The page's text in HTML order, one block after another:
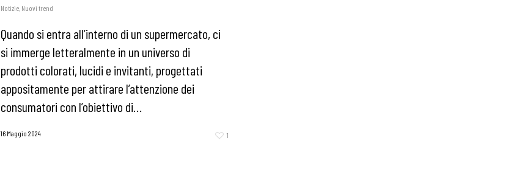
Notizie, Nuovi trend
Quando si entra all’interno di un supermercato, ci
si immerge letteralmente in un universo di
prodotti colorati, lucidi e invitanti, progettati
appositamente per attirare l’attenzione dei
consumatori con l’obiettivo di…
16 Maggio 2024 1